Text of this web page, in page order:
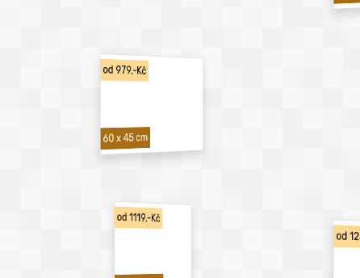
od 979,-Kč
60 x 45 cm
od 1119,-Kč
od